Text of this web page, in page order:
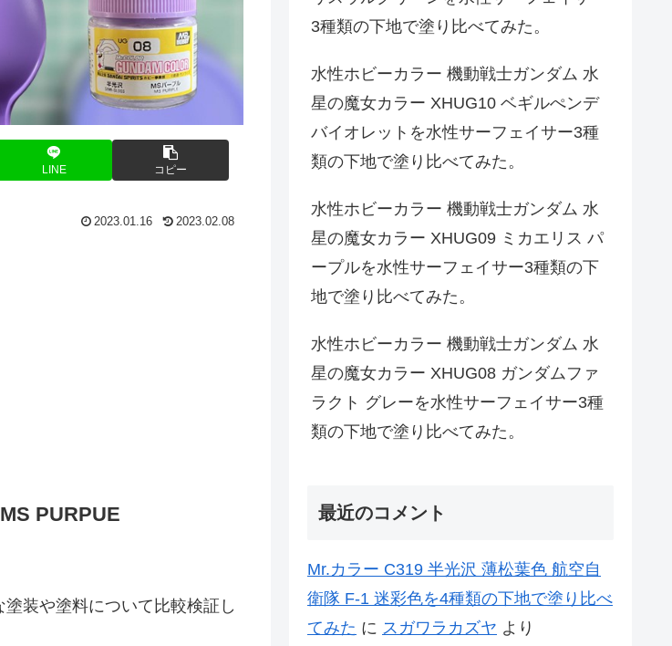
LINE コピー
2023.01.16 2023.02.08
PURPUE
装や塗料について比較検証し
3種類の下地で塗り比べてみた。
水性ホビーカラー 機動戦士ガンダム 水
星の魔女カラー XHUG10 ベギルぺンデ
バイオレットを水性サーフェイサー3種
類の下地で塗り比べてみた。
水性ホビーカラー 機動戦士ガンダム 水
星の魔女カラー XHUG09 ミカエリス パ
ープルを水性サーフェイサー3種類の下
地で塗り比べてみた。
水性ホビーカラー 機動戦士ガンダム 水
星の魔女カラー XHUG08 ガンダムファ
ラクト グレーを水性サーフェイサー3種
類の下地で塗り比べてみた。
最近のコメント
Mr.カラー C319 半光沢 薄松葉色 航空自
衛隊 F-1 迷彩色を4種類の下地で塗り比べ
てみた に スガワラカズヤ より